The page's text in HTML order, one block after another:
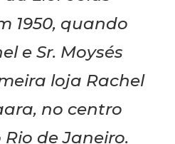
1950, quando
e Sr. Moysés
loja Rachel
no centro
de Janeiro.